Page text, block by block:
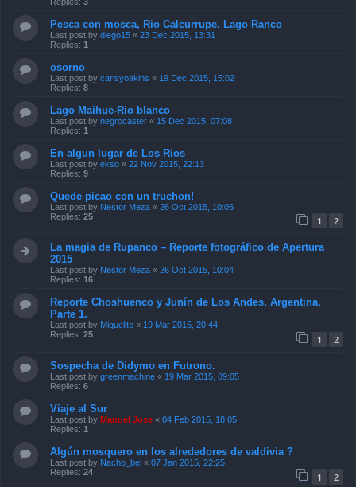
Pesca con mosca, Rio Calcurrupe. Lago Ranco
Last post by diego15 « 23 Dec 2015, 13:31
Replies: 1
osorno
Last post by carlsyoakins « 19 Dec 2015, 15:02
Replies: 8
Lago Maihue-Rio blanco
Last post by negrocaster « 15 Dec 2015, 07:08
Replies: 1
En algun lugar de Los Rios
Last post by ekso « 22 Nov 2015, 22:13
Replies: 9
Quede picao con un truchon!
Last post by Nestor Meza « 26 Oct 2015, 10:06
Replies: 25 1 2
La magia de Rupanco – Reporte fotográfico de Apertura
2015
Last post by Nestor Meza « 26 Oct 2015, 10:04
Replies: 16
Reporte Choshuenco y Junín de Los Andes, Argentina.
Parte 1.
Last post by Miguelito « 19 Mar 2015, 20:44
Replies: 25 1 2
Sospecha de Didymo en Futrono.
Last post by greenmachine « 19 Mar 2015, 09:05
Replies: 6
Viaje al Sur
Last post by Manuel Jose « 04 Feb 2015, 18:05
Replies: 1
Algún mosquero en los alrededores de valdivia ?
Last post by Nacho_bel « 07 Jan 2015, 22:25
Replies: 24 1 2